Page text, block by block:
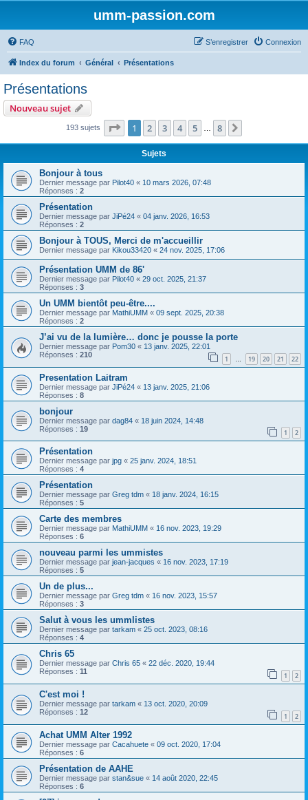
umm-passion.com
FAQ Connexion
S’enregistrer
Index du forum Général Présentations
Présentations
Nouveau sujet
193 sujets Page 1sur8
1 2 3 4 5 8
Sujets
Bonjour à tous
Dernier message par Pilot40 « 10 mars 2026, 07:48
Réponses : 2
Présentation
Dernier message par JiPé24 « 04 janv. 2026, 16:53
Réponses : 2
Bonjour à TOUS, Merci de m'accueillir
Dernier message par Kikou33420 « 24 nov. 2025, 17:06
Présentation UMM de 86'
Dernier message par Pilot40 « 29 oct. 2025, 21:37
Réponses : 3
Un UMM bientôt peu-être....
Dernier message par MathiUMM « 09 sept. 2025, 20:38
Réponses : 2
J’ai vu de la lumière… donc je pousse la porte
Dernier message par Pom30 « 13 janv. 2025, 22:01
Réponses : 210 1 … 19 20 21 22
Presentation Laitram
Dernier message par JiPé24 « 13 janv. 2025, 21:06
Réponses : 8
bonjour
Dernier message par dag84 « 18 juin 2024, 14:48
Réponses : 19 1 2
Présentation
Dernier message par jpg « 25 janv. 2024, 18:51
Réponses : 4
Présentation
Dernier message par Greg tdm « 18 janv. 2024, 16:15
Réponses : 5
Carte des membres
Dernier message par MathiUMM « 16 nov. 2023, 19:29
Réponses : 6
nouveau parmi les ummistes
Dernier message par jean-jacques « 16 nov. 2023, 17:19
Réponses : 5
Un de plus...
Dernier message par Greg tdm « 16 nov. 2023, 15:57
Réponses : 3
Salut à vous les ummlistes
Dernier message par tarkam « 25 oct. 2023, 08:16
Réponses : 4
Chris 65
Dernier message par Chris 65 « 22 déc. 2020, 19:44
Réponses : 11 1 2
C'est moi !
Dernier message par tarkam « 13 oct. 2020, 20:09
Réponses : 12 1 2
Achat UMM Alter 1992
Dernier message par Cacahuete « 09 oct. 2020, 17:04
Réponses : 6
Présentation de AAHE
Dernier message par stan&sue « 14 août 2020, 22:45
Réponses : 6